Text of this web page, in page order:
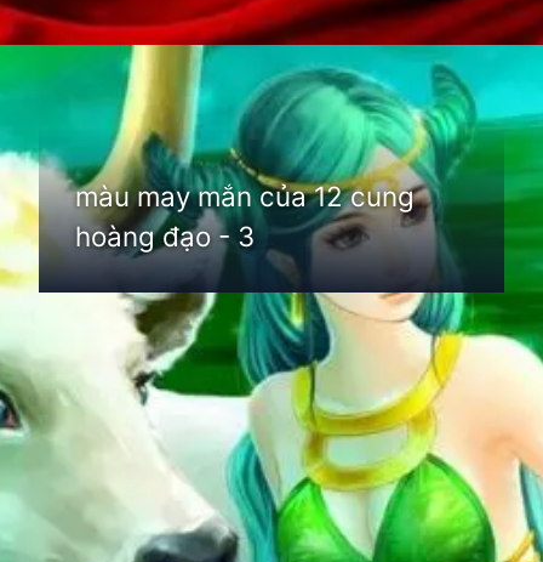
Đang mở
màu may mắn của 12 cung
hoàng đạo - 3